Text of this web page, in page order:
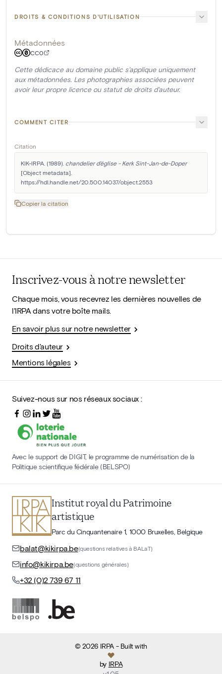
DROITS & CONDITIONS D'UTILISATION
Métadonnées
CC0
Cette dédicace au domaine public s'applique uniquement
aux métadonnées. Les photographies associées peuvent
avoir leur propre licence ou statut de droits d'auteur.
COMMENT CITER
Citation
KIK-IRPA. (1989). chandelier d'église - Kerk Sint-Jan-de-Doper
[Object metadata].
https://hdl.handle.net/20.500.14037/object.2553
Copier la citation
Inscrivez-vous à notre newsletter
Chaque mois, vous recevrez les dernières nouvelles de
l'IRPA dans votre boîte mails.
En savoir plus sur notre newsletter
Droits d'auteur
Mentions légales
Suivez-nous sur nos réseaux sociaux :
Avec le support de DIGIT, le programme de numérisation de la
Politique scientifique fédérale (BELSPO)
Institut royal du Patrimoine
artistique
Parc du Cinquantenaire 1, 1000 Bruxelles, Belgique
balat@kikirpa.be(questions relatives à BALaT)
info@kikirpa.be(questions générales)
+32 (0)2 739 67 11
©2026 IRPA- Built with
by IRPA